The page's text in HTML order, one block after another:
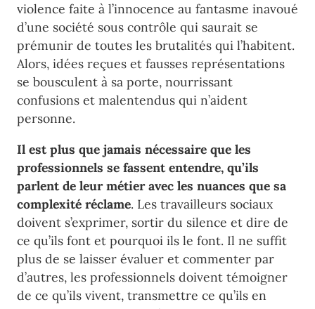
violence faite à l’innocence au fantasme inavoué
d’une société sous contrôle qui saurait se
prémunir de toutes les brutalités qui l’habitent.
Alors, idées reçues et fausses représentations
se bousculent à sa porte, nourrissant
confusions et malentendus qui n’aident
personne.
Il est plus que jamais nécessaire que les
professionnels se fassent entendre, qu’ils
parlent de leur métier avec les nuances que sa
complexité réclame. Les travailleurs sociaux
doivent s’exprimer, sortir du silence et dire de
ce qu’ils font et pourquoi ils le font. Il ne suffit
plus de se laisser évaluer et commenter par
d’autres, les professionnels doivent témoigner
de ce qu’ils vivent, transmettre ce qu’ils en